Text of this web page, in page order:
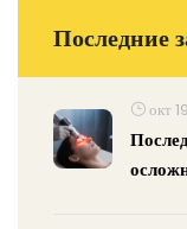
Последние
окт